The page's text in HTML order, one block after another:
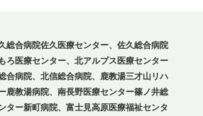
総合病院佐久医療センター、佐久総合病院
ろ医療センター、北アルプス医療センター
合病院、北信総合病院、鹿教湯三才山リハ
鹿教湯病院、南長野医療センター篠ノ井総
ター新町病院、富士見高原医療福祉センタ